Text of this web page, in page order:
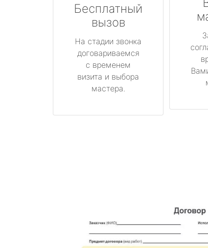
Бесплатный
вызов
На стадии звонка
договариваемся
с временем
визита и выбора
мастера.